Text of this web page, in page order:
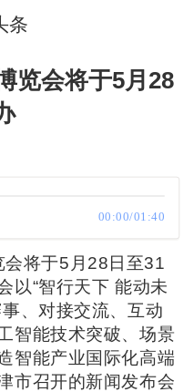
条
览会将于5月28
00:00/01:40
将于5月28日至31
以“智行天下 能动未
、对接交流、互动
智能技术突破、场景
智能产业国际化高端
市召开的新闻发布会